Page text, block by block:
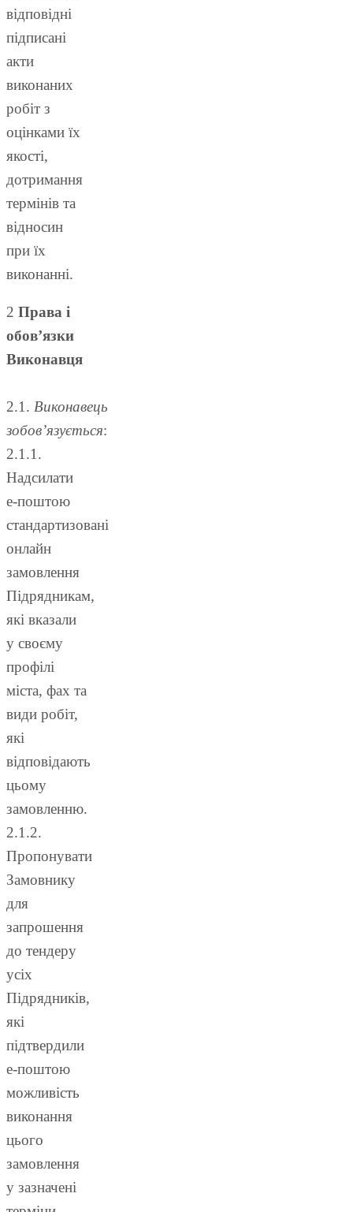
відповідні
підписані
акти
виконаних
робіт з
оцінками їх
якості,
дотримання
термінів та
відносин
при їх
виконанні.
2 Права і
обов’язки
Виконавця
2.1. Виконавець
зобов’язується:
2.1.1.
Надсилати
е-поштою
стандартизовані
онлайн
замовлення
Підрядникам,
які вказали
у своєму
профілі
міста, фах та
види робіт,
які
відповідають
цьому
замовленню.
2.1.2.
Пропонувати
Замовнику
для
запрошення
до тендеру
усіх
Підрядників,
які
підтвердили
е-поштою
можливість
виконання
цього
замовлення
у зазначені